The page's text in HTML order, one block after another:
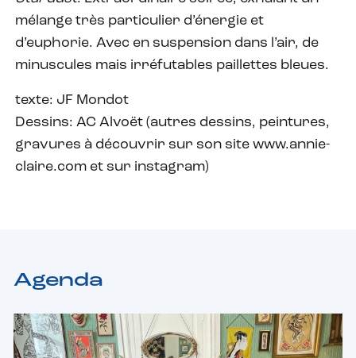
mélange très particulier d’énergie et
d’euphorie. Avec en suspension dans l’air, de
minuscules mais irréfutables paillettes bleues.
texte: JF Mondot
Dessins: AC Alvoët (autres dessins, peintures,
gravures à découvrir sur son site www.annie-
claire.com et sur instagram)
Agenda